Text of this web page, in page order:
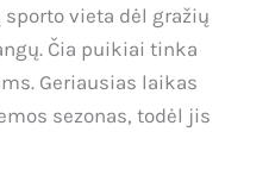
vieta dėl gražių
Čia puikiai tinka
Geriausias laikas
sezonas, todėl jis